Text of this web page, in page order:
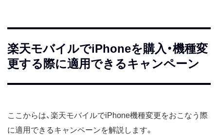
楽天モバイルでiPhoneを購入・機種変
更する際に適用できるキャンペーン
ここからは、楽天モバイルでiPhone機種変更をおこなう際
に適用できるキャンペーンを解説します。